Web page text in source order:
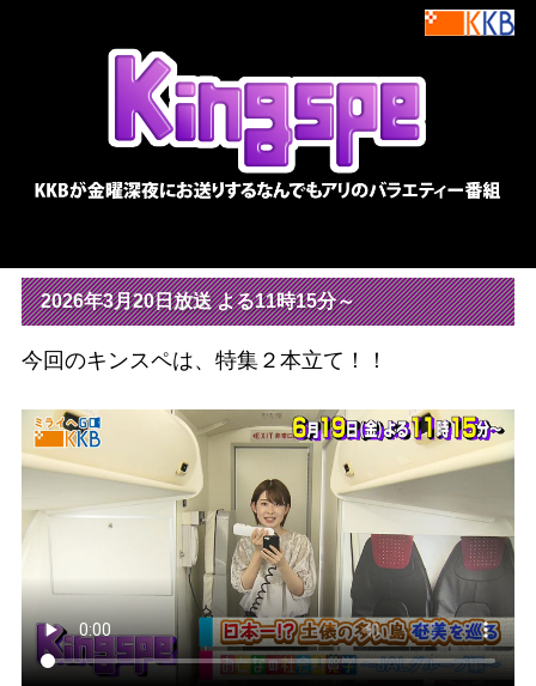
2026年3月20日放送 よる11時15分～
今回のキンスペは、特集２本立て！！